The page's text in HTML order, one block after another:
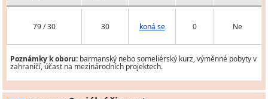
79 / 30 30 koná se 0 Ne
Poznámky k oboru: barmanský nebo someliérský kurz, výměnné pobyty v
zahraničí, účast na mezinárodních projektech.